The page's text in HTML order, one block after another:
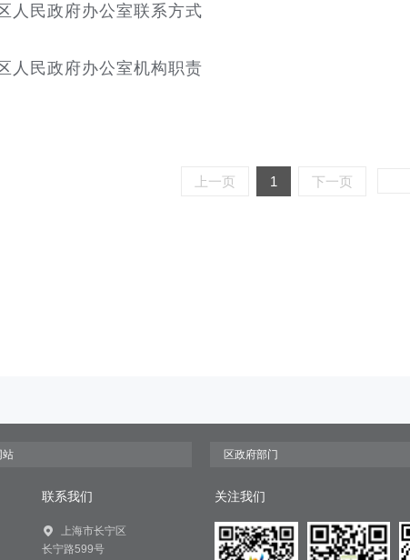
人民政府办公室联系方式
人民政府办公室机构职责
上一页 1 下一页
联系我们
上海市长宁区
长宁路599号
关注我们